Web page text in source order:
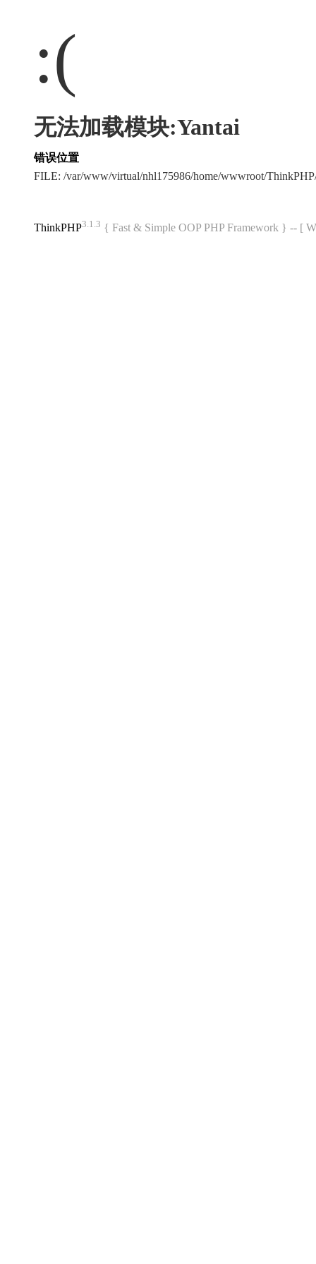
:(
无法加载模块:Yantai
错误位置
FILE: /var/www/virtual/nhl175986/home/wwwroot/
ThinkPHP3.1.3 { Fast & Simple OOP PHP Framework } -- [